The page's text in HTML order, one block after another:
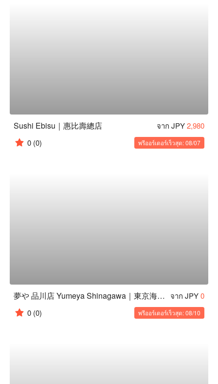
Sushi Ebisu｜惠比壽總店 จาก JPY2,980
0 (0) พรีออร์เดอร์เร็วสุด: 08/07
夢や 品川店 Yumeya Shinagawa｜東京海鮮居酒屋 จาก JPY0
0 (0) พรีออร์เดอร์เร็วสุด: 08/10